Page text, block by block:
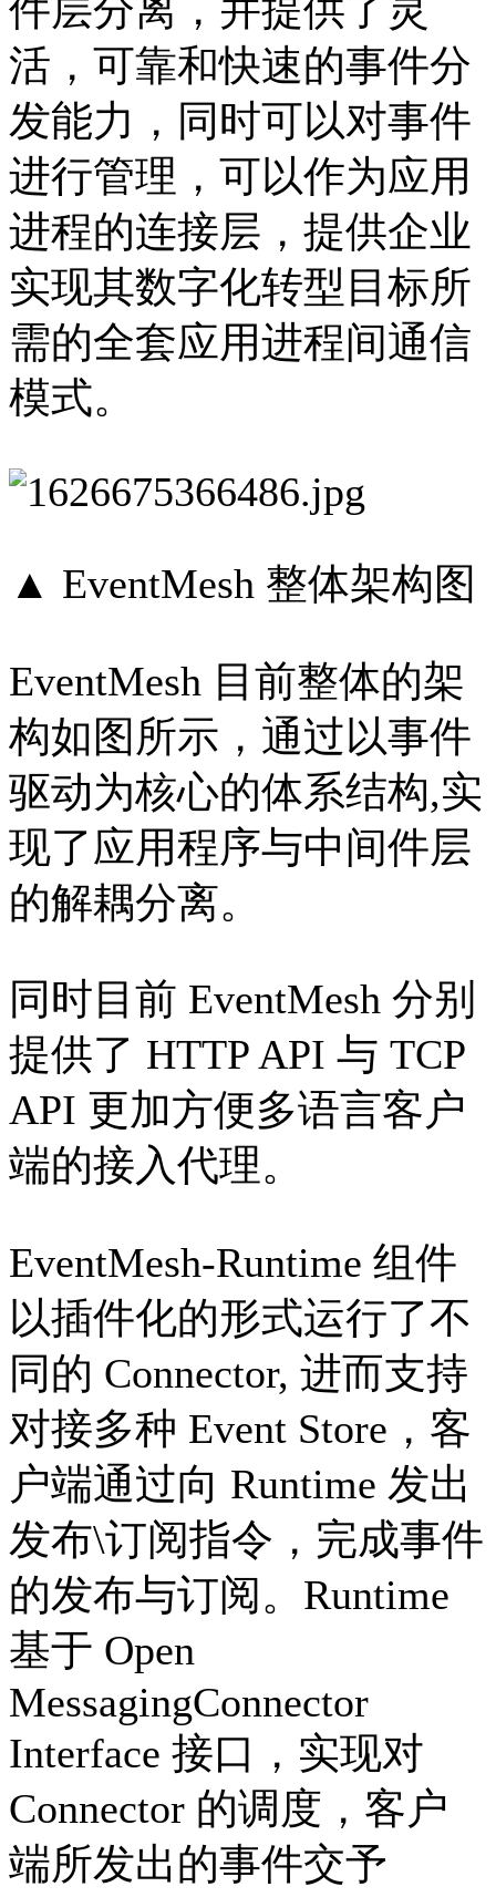
件层分离，并提供了灵
活，可靠和快速的事件分
发能力，同时可以对事件
进行管理，可以作为应用
进程的连接层，提供企业
实现其数字化转型目标所
需的全套应用进程间通信
模式。
▲ EventMesh 整体架构图
EventMesh 目前整体的架
构如图所示，通过以事件
驱动为核心的体系结构,实
现了应用程序与中间件层
的解耦分离。
同时目前 EventMesh 分别
提供了 HTTP API 与 TCP
API 更加方便多语言客户
端的接入代理。
EventMesh-Runtime 组件
以插件化的形式运行了不
同的 Connector, 进而支持
对接多种 Event Store，客
户端通过向 Runtime 发出
发布\订阅指令，完成事件
的发布与订阅。Runtime
基于 Open
MessagingConnector
Interface 接口，实现对
Connector 的调度，客户
端所发出的事件交予